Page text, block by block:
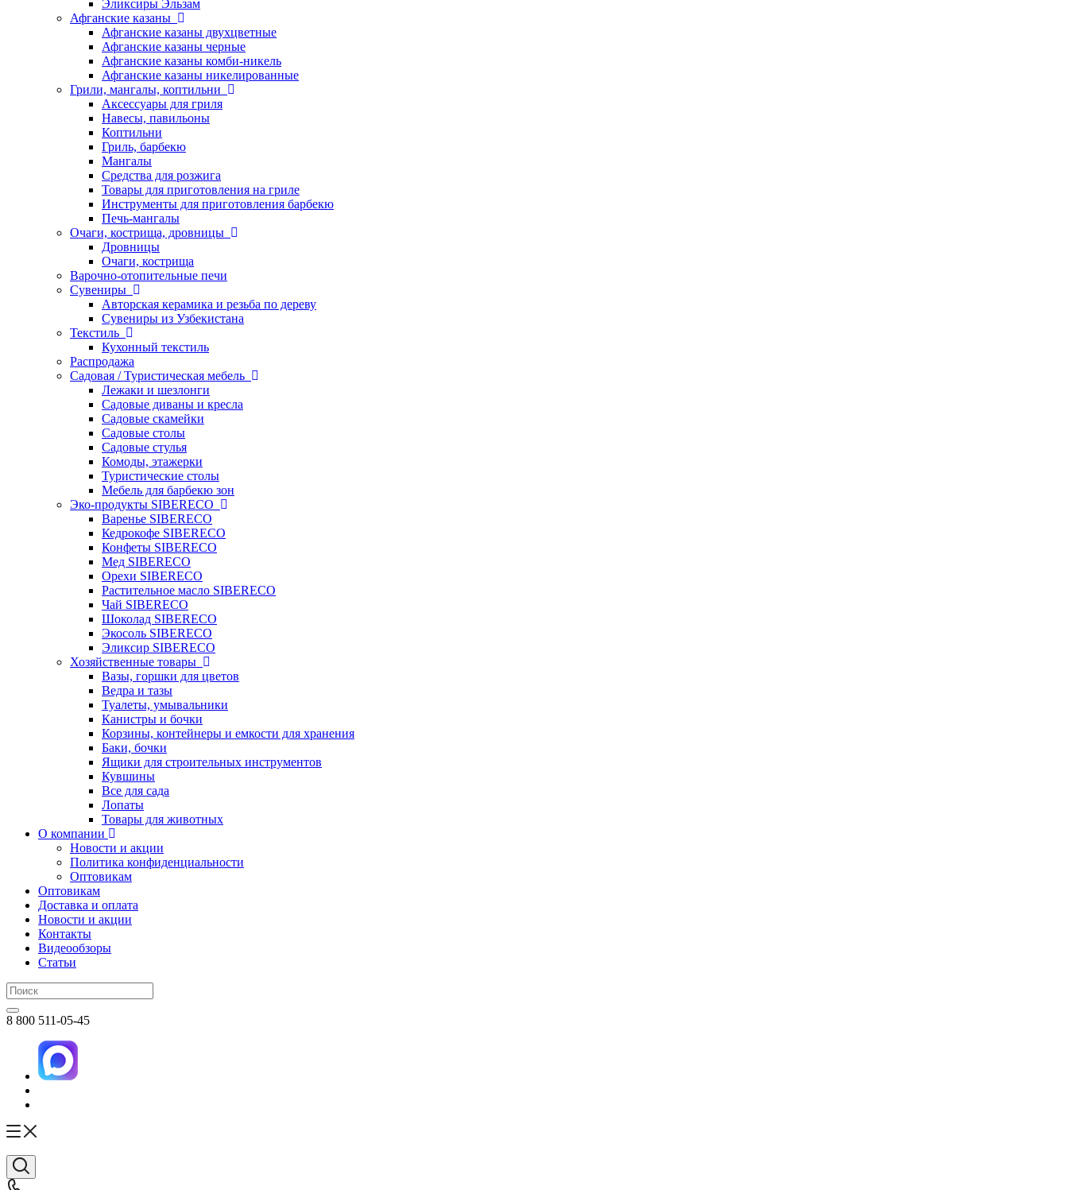
Эликсиры Эльзам
Афганские казаны
Афганские казаны двухцветные
Афганские казаны черные
Афганские казаны комби-никель
Афганские казаны никелированные
Грили, мангалы, коптильни
Аксессуары для гриля
Навесы, павильоны
Коптильни
Гриль, барбекю
Мангалы
Средства для розжига
Товары для приготовления на гриле
Инструменты для приготовления барбекю
Печь-мангалы
Очаги, кострища, дровницы
Дровницы
Очаги, кострища
Варочно-отопительные печи
Сувениры
Авторская керамика и резьба по дереву
Сувениры из Узбекистана
Текстиль
Кухонный текстиль
Распродажа
Садовая / Туристическая мебель
Лежаки и шезлонги
Садовые диваны и кресла
Садовые скамейки
Садовые столы
Садовые стулья
Комоды, этажерки
Туристические столы
Мебель для барбекю зон
Эко-продукты SIBERECO
Варенье SIBERECO
Кедрокофе SIBERECO
Конфеты SIBERECO
Мед SIBERECO
Орехи SIBERECO
Растительное масло SIBERECO
Чай SIBERECO
Шоколад SIBERECO
Экосоль SIBERECO
Эликсир SIBERECO
Хозяйственные товары
Вазы, горшки для цветов
Ведра и тазы
Туалеты, умывальники
Канистры и бочки
Корзины, контейнеры и емкости для хранения
Баки, бочки
Ящики для строительных инструментов
Кувшины
Все для сада
Лопаты
Товары для животных
О компании
Новости и акции
Политика конфиденциальности
Оптовикам
Оптовикам
Доставка и оплата
Новости и акции
Контакты
Видеообзоры
Статьи
8 800 511-05-45